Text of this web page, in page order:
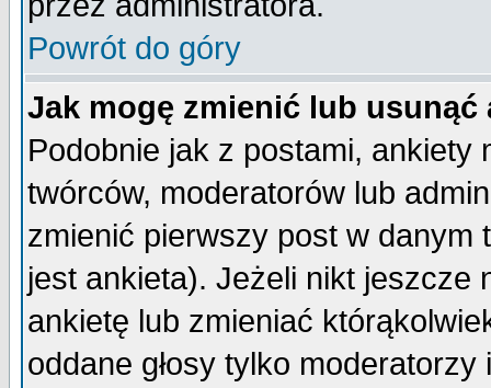
Powrót do góry
Jak mogę zmienić lub usunąć
Podobnie jak z postami,
twórców, moderatorów lub
zmienić pierwszy post w
jest ankieta). Jeżeli nikt jeszcze
ankietę lub zmieniać
oddane głosy tylko